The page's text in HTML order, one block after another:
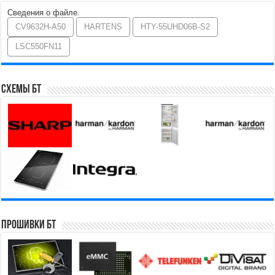
Сведения о файле.
CV9632H-A50
HARTENS HTY-55UHD06B-S2
LSC550FN11
Схемы БТ
Прошивки БТ